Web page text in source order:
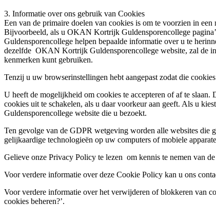
3. Informatie over ons gebruik van Cookies
Een van de primaire doelen van cookies is om te voorzien in
Bijvoorbeeld, als u OKAN Kortrijk Guldensporencollege
Guldensporencollege helpen bepaalde informatie over u te
dezelfde OKAN Kortrijk Guldensporencollege website, zal de
kenmerken kunt gebruiken.
Tenzij u uw browserinstellingen hebt aangepast zodat die
U heeft de mogelijkheid om cookies te accepteren of af te
cookies uit te schakelen, als u daar voorkeur aan geeft. Als u
Guldensporencollege website die u bezoekt.
Ten gevolge van de GDPR wetgeving worden alle websites die
gelijkaardige technologieën op uw computers of mobiele
Gelieve onze Privacy Policy te lezen om kennis te nemen van
Voor verdere informatie over deze Cookie Policy kan u ons
Voor verdere informatie over het verwijderen of blokkeren van
cookies beheren?’.